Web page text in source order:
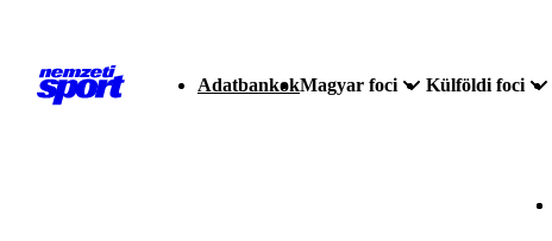
AdatbankokMagyar foci Külföldi foci